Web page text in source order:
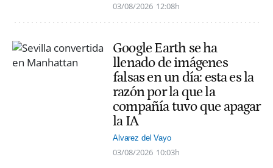
03/08/2026 12:08h
Google Earth se ha
llenado de imágenes
falsas en un día: esta es la
razón por la que la
compañía tuvo que apagar
la IA
Alvarez del Vayo
03/08/2026 10:03h